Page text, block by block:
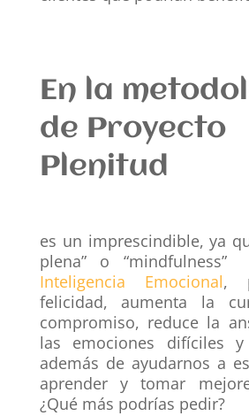
En la
de Proyecto
Plenitud
es un imprescindible, ya
plena” o
Inteligencia Emocional,
felicidad, aumenta la
compromiso, reduce la
las emociones difíciles
además de ayudarnos a
aprender y tomar
¿Qué más podrías pedir?